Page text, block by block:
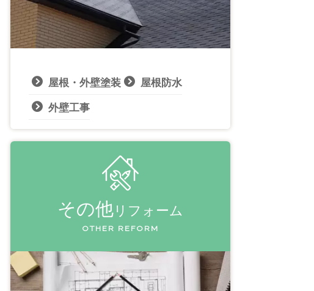
屋根・外壁塗装 屋根防水
外壁工事
その他 リフォーム
OTHER REFORM